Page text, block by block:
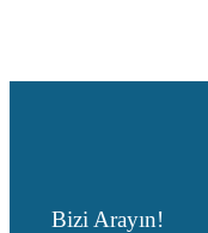
Bizi Arayın!